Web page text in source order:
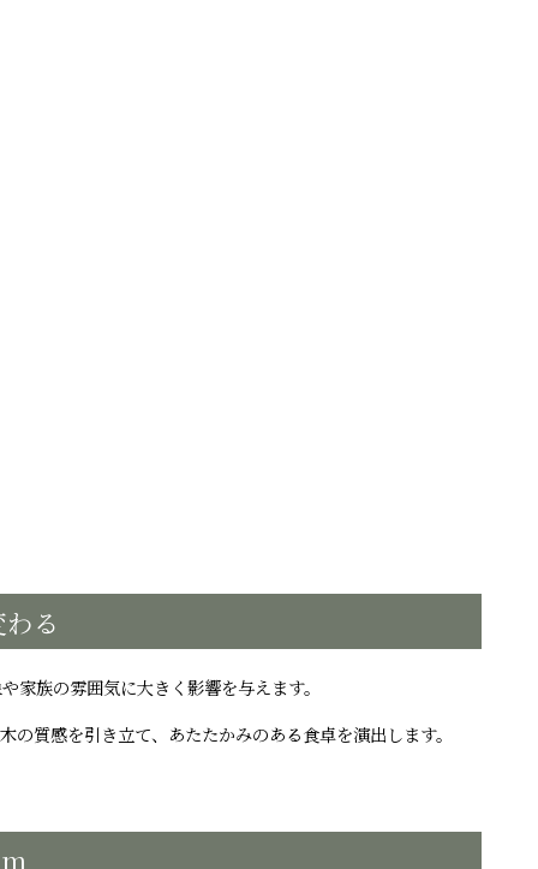
る
族の雰囲気に大きく影響を与えます。
質感を引き立て、あたたかみのある食卓を演出します。